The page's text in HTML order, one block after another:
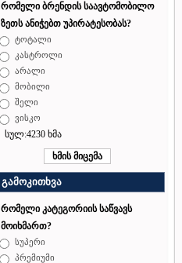
რომელი ბრენდის საავტომობილო
ზეთს ანიჭებთ უპირატესობას?
ტოტალი
კასტროლი
არალი
მობილი
შელი
ვისკო
სულ:4230 ხმა
გამოკითხვა
რომელი კატეგორიის საწვავს
მოიხმართ?
სუპერი
პრემიუმი